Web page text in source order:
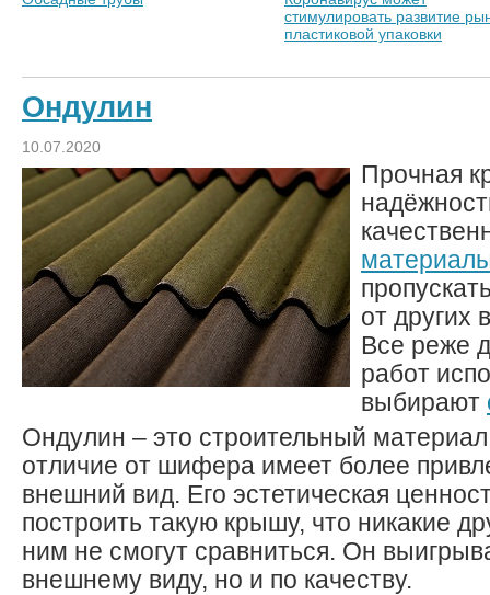
стимулировать развитие
пластиковой упаковки
Ондулин
10.07.2020
Прочная
от других
Все реже
работ
выбирают
Ондулин – это строительный
отличие от шифера имеет более
внешний вид. Его эстетическая
построить такую крышу, что никакие
ним не смогут сравниться. Он
внешнему виду, но и по качеству.